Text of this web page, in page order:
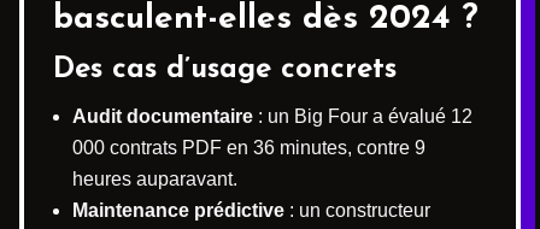
basculent-elles dès 2024 ?
Des cas d’usage concrets
Audit documentaire : un Big Four a évalué 12
000 contrats PDF en 36 minutes, contre 9
heures auparavant.
Maintenance prédictive : un constructeur